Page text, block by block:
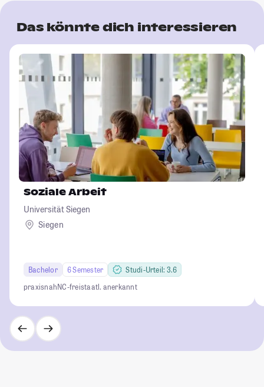
Das könnte dich interessieren
Soziale Arbeit
Universität Siegen
Siegen
Bachelor 6 Semester
Studi-Urteil: 3.6
praxisnahNC-freistaatl. anerkannt